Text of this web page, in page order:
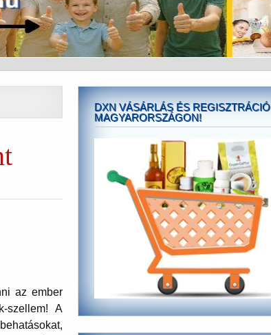
az ember
szellem! A
DXN VÁSÁRLÁS ÉS REGISZTRÁCIÓ
MAGYARORSZÁGON!